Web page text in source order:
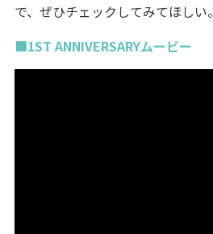
で、ぜひチェックしてみてほしい。
■1ST ANNIVERSARYムービー